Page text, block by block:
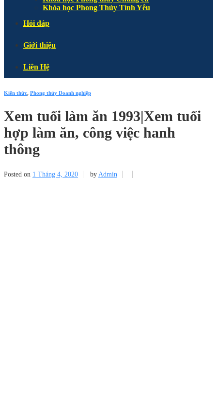
Khóa học Phong Thủy Tình Yêu
Hỏi đáp
Giới thiệu
Liên Hệ
Kiến thức, Phong thủy Doanh nghiệp
Xem tuổi làm ăn 1993|Xem tuổi
hợp làm ăn, công việc hanh
thông
Posted on 1 Tháng 4, 2020 by Admin